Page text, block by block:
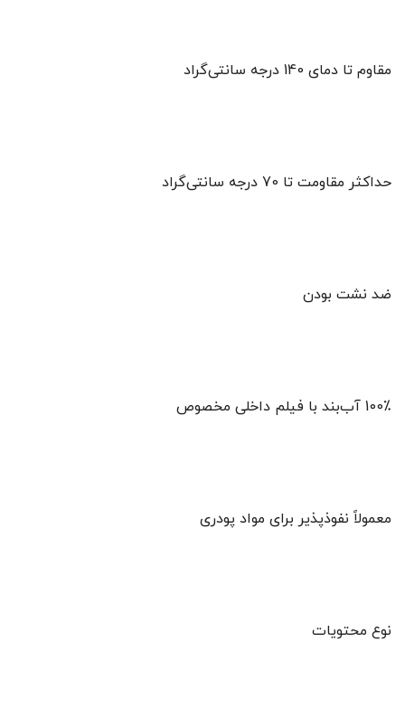
مقاوم تا دمای 140 درجه سانتی‌گراد
حداکثر مقاومت تا 70 درجه سانتی‌گراد
ضد نشت بودن
100٪ آب‌بند با فیلم داخلی مخصوص
معمولاً نفوذپذیر برای مواد پودری
نوع محتویات